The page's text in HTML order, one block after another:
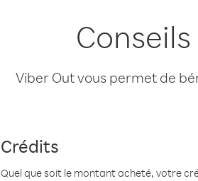
Viber Out vous permet de
Crédits
Quel que soit le montant acheté, votre